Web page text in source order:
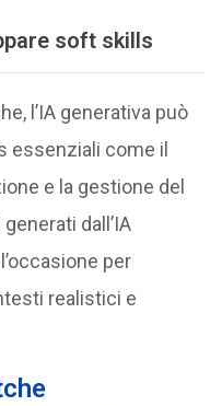
soft skills
l’IA generativa può
essenziali come il
e la gestione del
dall’IA
per
realistici e